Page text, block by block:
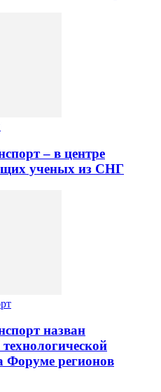
– в центре
ученых из СНГ
назван
Форуме регионов